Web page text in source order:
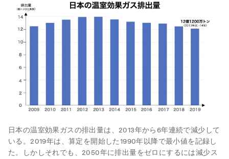
日本の温室効果ガスの排出量は、2013年から6年連続で減少して
いる。2019年は、算定を開始した1990年以降で最小値を記録し
た。しかしそれでも、2050年に排出量をゼロにするには減少ス